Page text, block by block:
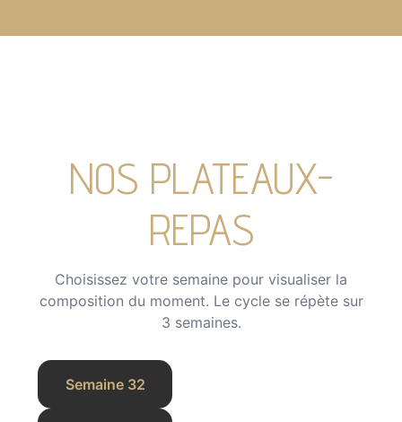
NOS PLATEAUX-
REPAS
Choisissez votre semaine pour visualiser la
composition du moment. Le cycle se répète sur
3 semaines.
Semaine 32